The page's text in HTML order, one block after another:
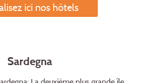
ici nos hôtels
Sardegna